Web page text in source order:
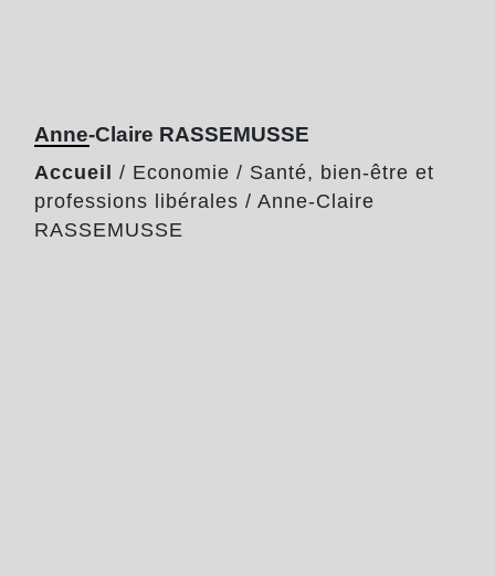
Anne-Claire RASSEMUSSE
Accueil / Economie / Santé, bien-être et
professions libérales / Anne-Claire
RASSEMUSSE